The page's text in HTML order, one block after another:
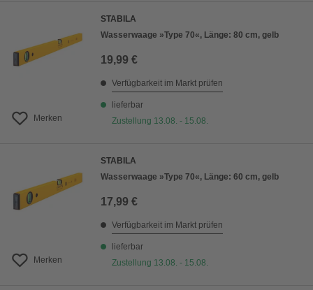
Merken
STABILA
Wasserwaage »Type 70«, Länge: 80 cm, gelb
19,99 €
Verfügbarkeit im Markt prüfen
lieferbar
Zustellung 13.08. - 15.08.
Merken
STABILA
Wasserwaage »Type 70«, Länge: 60 cm, gelb
17,99 €
Verfügbarkeit im Markt prüfen
lieferbar
Zustellung 13.08. - 15.08.